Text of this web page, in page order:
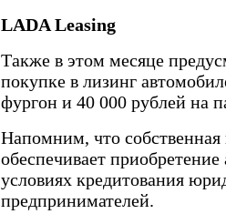
LADA Leasing
Также в этом месяце
покупке в лизинг
фургон и 40 000 рублей на
Напомним, что
обеспечивает
условиях кредитования
предпринимателей.